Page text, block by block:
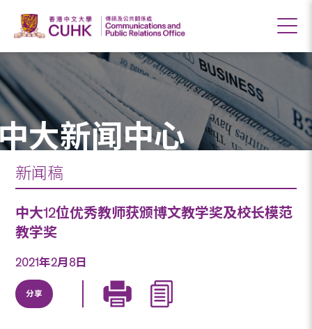
大新闻中心
新闻稿
中大12位优秀教师获颁博文教学奖及校长模范
教学奖
2021年2月8日
分享